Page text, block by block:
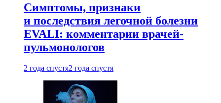
Симптомы, признаки
и последствия легочной болезни
EVALI: комментарии врачей-
пульмонологов
2 года спустя2 года спустя